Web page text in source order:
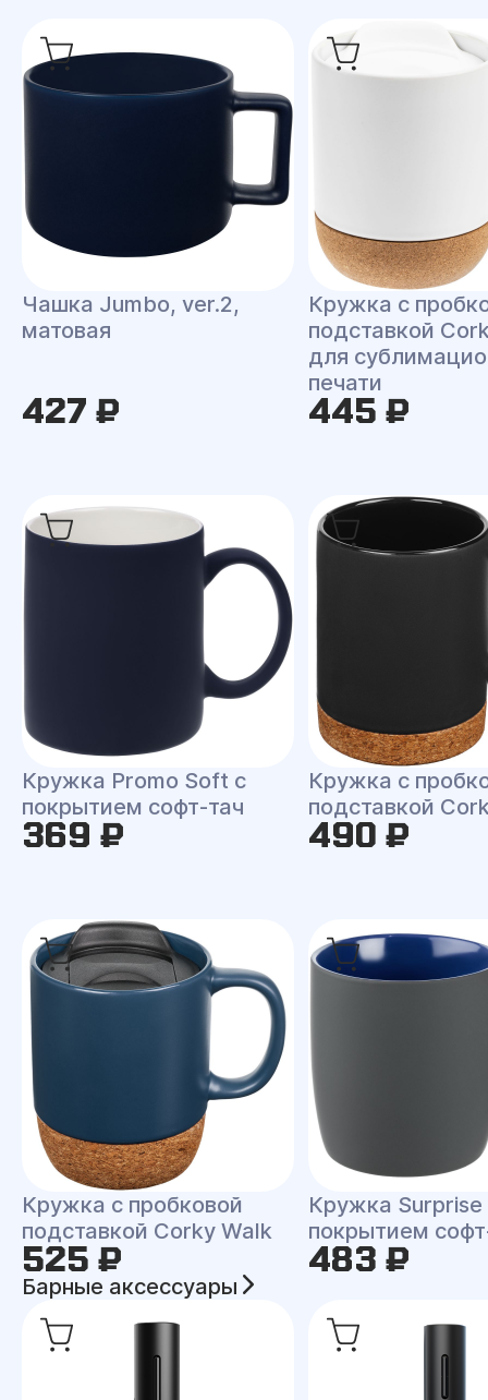
Чашка Jumbo, ver.2,
матовая
427 ₽
Кружка с
подставкой
для
печати
445 ₽
Кружка Promo Soft с
покрытием софт-тач
369 ₽
Кружка с
подставкой
490 ₽
Кружка с пробковой
подставкой Corky Walk
525 ₽
Кружка Surprise
покрытием
483 ₽
Барные аксессуары